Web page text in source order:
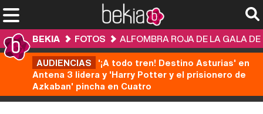
BEKIA FOTOS
ALFOMBRA ROJA DE LA GALA
AUDIENCIAS '¡A todo tren! Destino Asturias' en
Antena 3 lidera y 'Harry Potter y el prisionero de
Azkaban' pincha en Cuatro